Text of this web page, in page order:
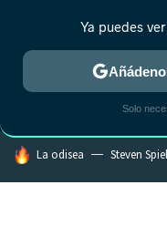
MENÚ
ESTRENOS
HOY SE HABLA DE
La odisea Steven
Ya puedes
Solo